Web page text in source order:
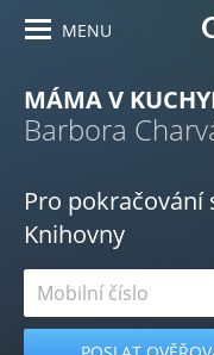
MENU
MÁMA V
Barbora
Pro pokračování
Knihovny